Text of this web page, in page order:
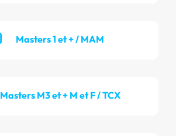
Masters 1 et + / MAM
Masters M3 et + M et F / TCX